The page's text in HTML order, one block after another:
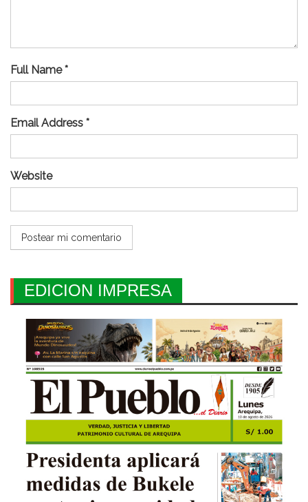
Full Name *
Email Address *
Website
EDICION IMPRESA